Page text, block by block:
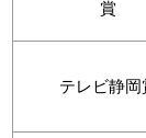
賞
テレビ静岡